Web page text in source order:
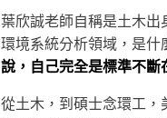
葉欣誠老師自稱是土木出
環境系統分析領域，是什
說，自己完全是標準不斷
從土木，到碩士念環工，